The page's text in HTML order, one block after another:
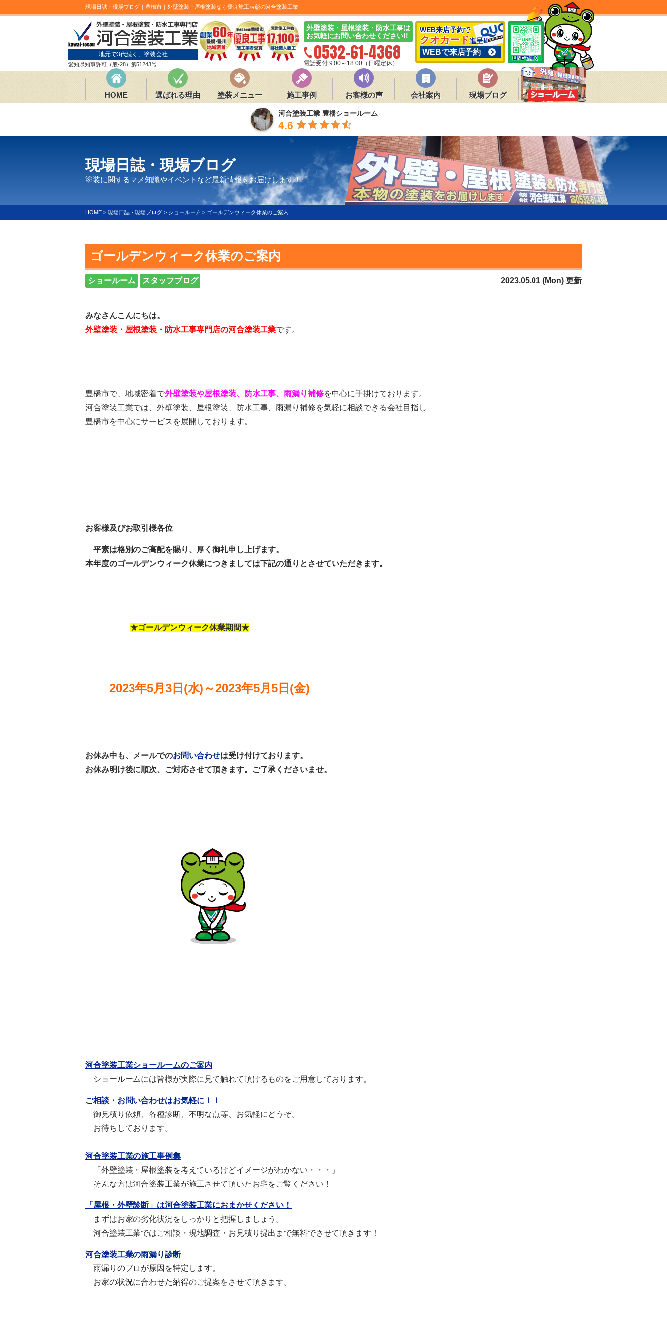
現場日誌・現場ブログ｜豊橋市｜外壁塗装・屋根塗装なら優良施工表彰の河合塗装工業
地元で3代続く、塗装会社
愛知県知事許可（般-28）第51243号
外壁塗装・屋根塗装・防水工事は
お気軽にお問い合わせください!!
0532-61-4368
電話受付 9:00～18:00（日曜定休）
WEB来店予約で
クオカード進呈!!
WEBで来店予約
LINEで開く
HOME 選ばれる理由 塗装メニュー 施工事例 お客様の声 会社案内 現場ブログ
河合塗装工業 豊橋ショールーム
4.6
現場日誌・現場ブログ
塗装に関するマメ知識やイベントなど最新情報をお届けします！
HOME > 現場日誌・現場ブログ > ショールーム > ゴールデンウィーク休業のご案内
ゴールデンウィーク休業のご案内
ショールーム スタッフブログ 2023.05.01 (Mon) 更新
みなさんこんにちは。
外壁塗装・屋根塗装・防水工事専門店の河合塗装工業です。
豊橋市で、地域密着で外壁塗装や屋根塗装、防水工事、雨漏り補修を中心に手掛けております。
河合塗装工業では、外壁塗装、屋根塗装、防水工事、雨漏り補修を気軽に相談できる会社目指し
豊橋市を中心にサービスを展開しております。
お客様及びお取引様各位
平素は格別のご高配を賜り、厚く御礼申し上げます。
本年度のゴールデンウィーク休業につきましては下記の通りとさせていただきます。
★ゴールデンウィーク休業期間★
2023年5月3日(水)～2023年5月5日(金)
お休み中も、メールでのお問い合わせは受け付けております。
お休み明け後に順次、ご対応させて頂きます。ご了承くださいませ。
河合塗装工業ショールームのご案内
ショールームには皆様が実際に見て触れて頂けるものをご用意しております。
ご相談・お問い合わせはお気軽に！！
御見積り依頼、各種診断、不明な点等、お気軽にどうぞ。
お待ちしております。
河合塗装工業の施工事例集
「外壁塗装・屋根塗装を考えているけどイメージがわかない・・・」
そんな方は河合塗装工業が施工させて頂いたお宅をご覧ください！
「屋根・外壁診断」は河合塗装工業におまかせください！
まずはお家の劣化状況をしっかりと把握しましょう。
河合塗装工業ではご相談・現地調査・お見積り提出まで無料でさせて頂きます！
河合塗装工業の雨漏り診断
雨漏りのプロが原因を特定します。
お家の状況に合わせた納得のご提案をさせて頂きます。